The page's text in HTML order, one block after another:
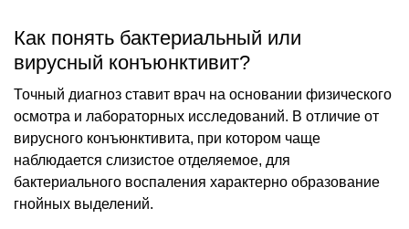
Как понять бактериальный или
вирусный конъюнктивит?
Точный диагноз ставит врач на основании физического
осмотра и лабораторных исследований. В отличие от
вирусного конъюнктивита, при котором чаще
наблюдается слизистое отделяемое, для
бактериального воспаления характерно образование
гнойных выделений.